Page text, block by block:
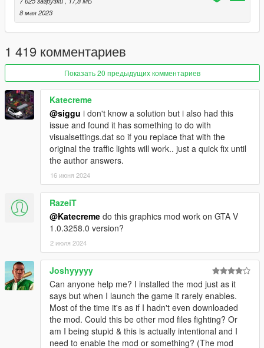
- Sky, clouds
- Performance optimization
video settings.
Also i release RT version of this mod.
You can check it here:
https://www.patreon.com/awesomekills
8 мая 2023
1 419 комментариев
Показать 20 предыдущих комментариев
Katecreme
@siggu i don't know a solution but i also had this
issue and found it has something to do with
visualsettings.dat so if you replace that with the
original the traffic lights will work.. just a quick fix until
the author answers.
16 июня 2024
RazeiT
@Katecreme do this graphics mod work on GTA V
1.0.3258.0 version?
2 июля 2024
Joshyyyyy
Can anyone help me? I installed the mod just as it
says but when I launch the game it rarely enables.
Most of the time it's as if I hadn't even downloaded
the mod. Could this be other mod files fighting? Or
am I being stupid & this is actually intentional and I
need to enable the mod or something? (The mod